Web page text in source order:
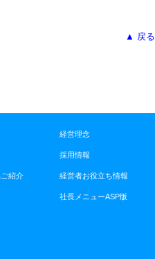
▲ 戻る
経営理念
採用情報
紹介 経営者お役立ち情報
社長メニューASP版